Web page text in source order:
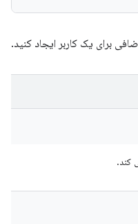
برای یک کاربر ایجاد کنید.
کند.